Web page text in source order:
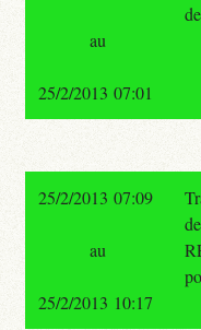
au
25/2/2013 07:01
25/2/2013 07:09
au
25/2/2013 10:17